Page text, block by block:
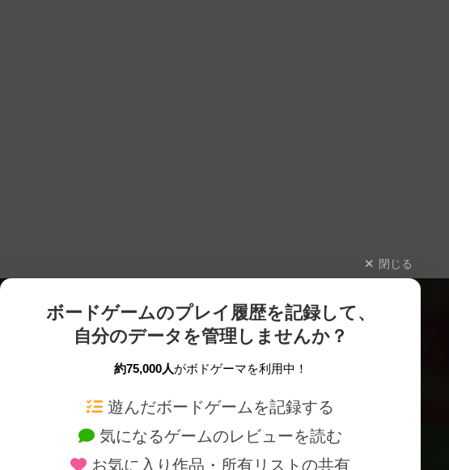
閉じる
ボードゲームのプレイ履歴を記録して、
自分のデータを管理しませんか？
約75,000人がボドゲーマを利用中！
遊んだボードゲームを記録する
気になるゲームのレビューを読む
お気に入り作品・所有リストの共有
ボードゲームを検索する 新作・再入荷情報